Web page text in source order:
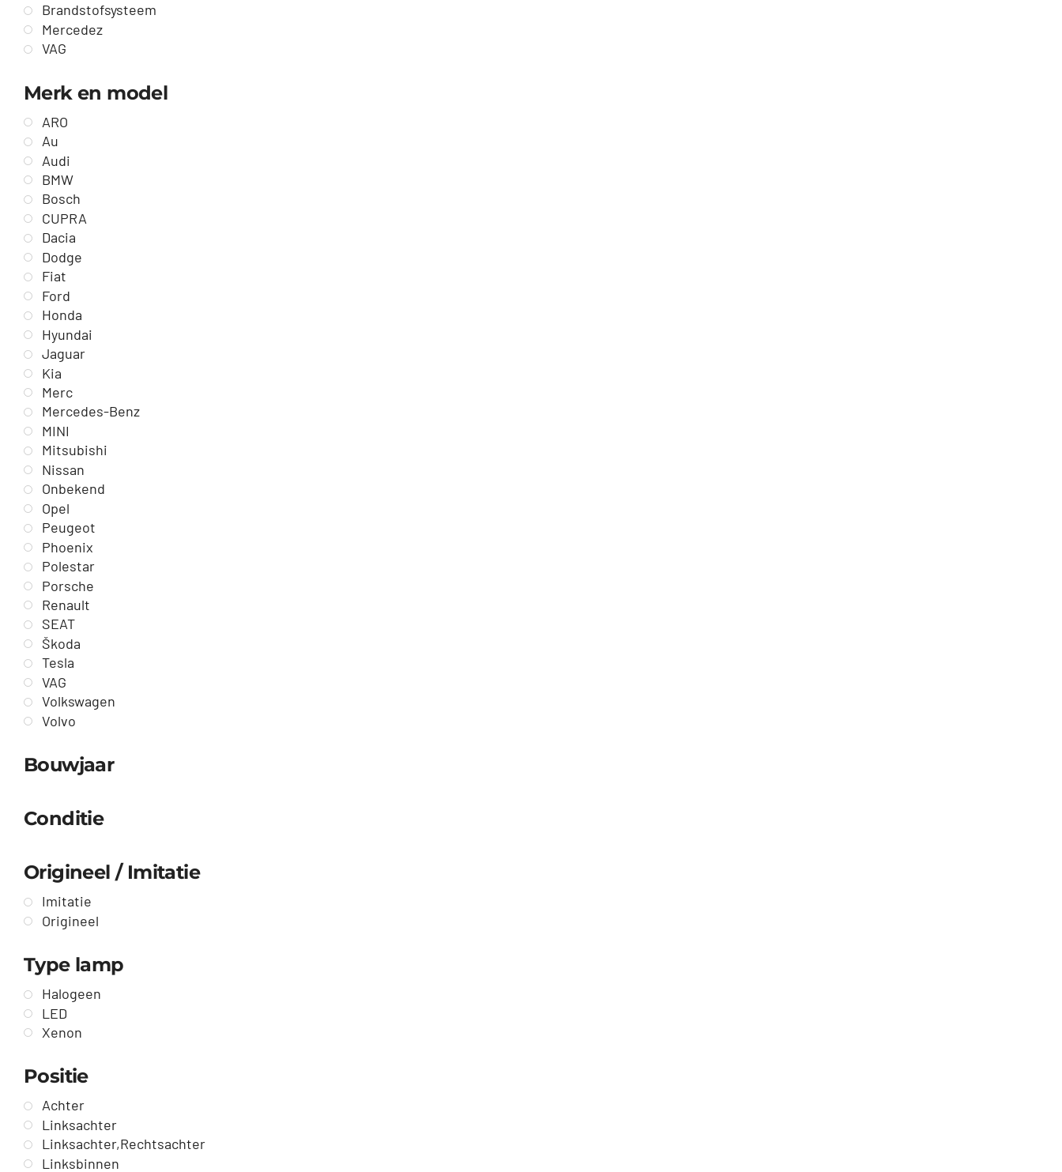
Brandstofsysteem
Mercedez
VAG
Merk en model
ARO
Au
Audi
BMW
Bosch
CUPRA
Dacia
Dodge
Fiat
Ford
Honda
Hyundai
Jaguar
Kia
Merc
Mercedes-Benz
MINI
Mitsubishi
Nissan
Onbekend
Opel
Peugeot
Phoenix
Polestar
Porsche
Renault
SEAT
Škoda
Tesla
VAG
Volkswagen
Volvo
Bouwjaar
Conditie
Origineel / Imitatie
Imitatie
Origineel
Type lamp
Halogeen
LED
Xenon
Positie
Achter
Linksachter
Linksachter,Rechtsachter
Linksbinnen